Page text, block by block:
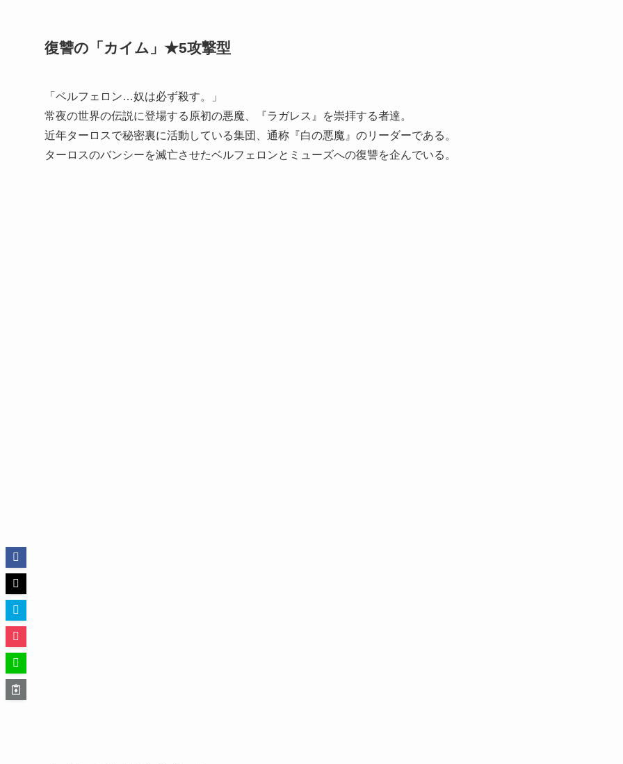
復讐の「カイム」★5攻撃型
「ベルフェロン…奴は必ず殺す。」
常夜の世界の伝説に登場する原初の悪魔、『ラガレス』を崇拝する者達。
近年ターロスで秘密裏に活動している集団、通称『白の悪魔』のリーダーである。
ターロスのバンシーを滅亡させたベルフェロンとミューズへの復讐を企んでいる。